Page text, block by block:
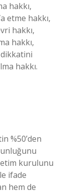
hakkı,
etme hakkı,
hakkı,
hakkı,
hakkı.
%50’den
kurulunu
ifade
hem de